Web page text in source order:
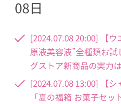
08日
[2024.07.08 20:00] 【
原液美容液”全種類お
グストア新商品の実力
[2024.07.08 13:00] 【
「夏の福箱 お菓子セ